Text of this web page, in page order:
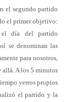
el segundo partido
el primer objetivo:
día del partido
se denominan las
para nosotros,
allá. A los 5 minutos
yerros propios
el partido y la